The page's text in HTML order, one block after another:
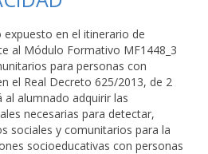
en el itinerario de
al Módulo Formativo MF1448_3
para personas con
el Real Decreto 625/2013, de 2
alumnado adquirir las
necesarias para detectar,
sociales y comunitarios para la
socioeducativas con personas